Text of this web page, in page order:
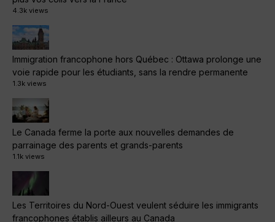
4.3k views
Immigration francophone hors Québec : Ottawa prolonge une
voie rapide pour les étudiants, sans la rendre permanente
1.3k views
Le Canada ferme la porte aux nouvelles demandes de
parrainage des parents et grands-parents
1.1k views
Les Territoires du Nord-Ouest veulent séduire les immigrants
francophones établis ailleurs au Canada